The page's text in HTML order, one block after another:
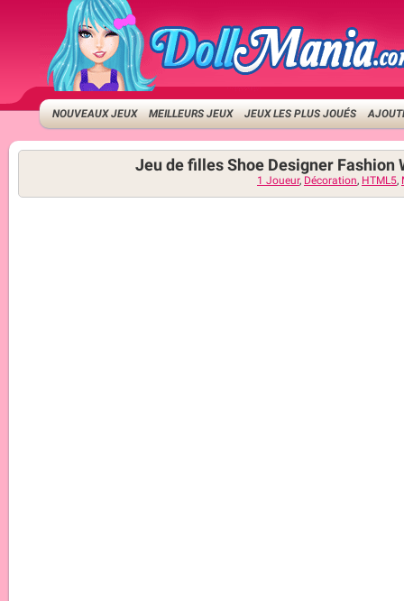
NOUVEAUX JEUX MEILLEURS JEUX JEUX LES PLUS JOUÉS
Jeu de filles Shoe Designer Fashion
1 Joueur, Décoration, HTML5,